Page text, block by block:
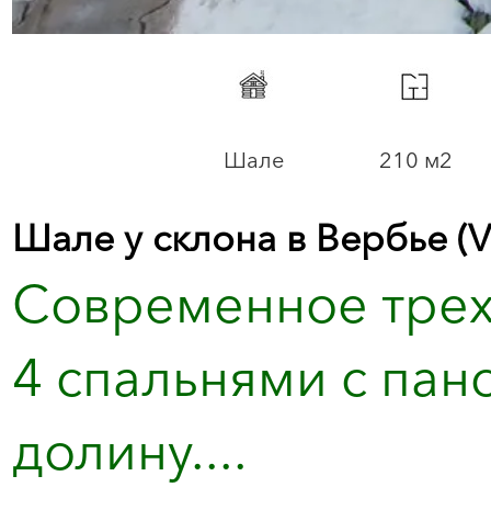
Шале 210 м2
Шале у склона в Вербье
Современное
4 спальнями с
долину....